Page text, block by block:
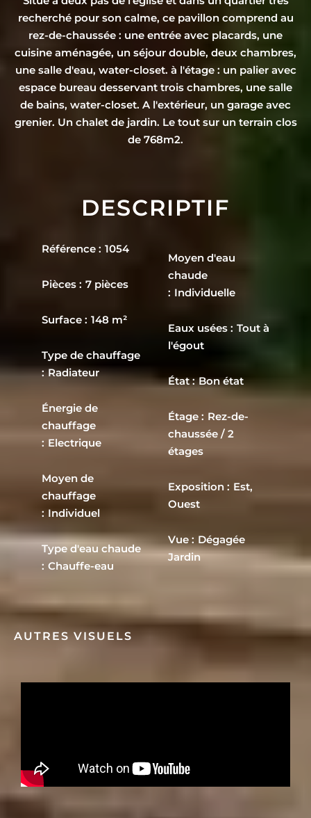
recherché pour son calme, ce pavillon comprend au
rez-de-chaussée : une entrée avec placards, une
cuisine aménagée, un séjour double, deux chambres,
une salle d'eau, water-closet. à l'étage : un palier avec
espace bureau desservant trois chambres, une salle
de bains, water-closet. A l'extérieur, un garage avec
grenier. Un chalet de jardin. Le tout sur un terrain clos
de 768m2.
DESCRIPTIF
Référence 1054
Pièces 7 pièces
Surface 148 m²
Type de chauffage
Radiateur
Énergie de
chauffage
Electrique
Moyen de
chauffage
Individuel
Type d'eau chaude
Chauffe-eau
Moyen d'eau
chaude
Individuelle
Eaux usées
Tout à
l'égout
État Bon état
Étage
Rez-de-
chaussée / 2
étages
Exposition
Est,
Ouest
Vue
Dégagée
Jardin
AUTRES VISUELS